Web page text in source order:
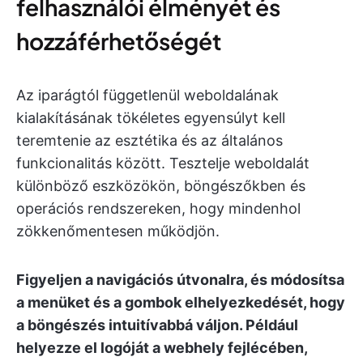
felhasználói élményét és
hozzáférhetőségét
Az iparágtól függetlenül weboldalának
kialakításának tökéletes egyensúlyt kell
teremtenie az esztétika és az általános
funkcionalitás között. Tesztelje weboldalát
különböző eszközökön, böngészőkben és
operációs rendszereken, hogy mindenhol
zökkenőmentesen működjön.
Figyeljen a navigációs útvonalra, és módosítsa
a menüket és a gombok elhelyezkedését, hogy
a böngészés intuitívabbá váljon. Például
helyezze el logóját a webhely fejlécében,